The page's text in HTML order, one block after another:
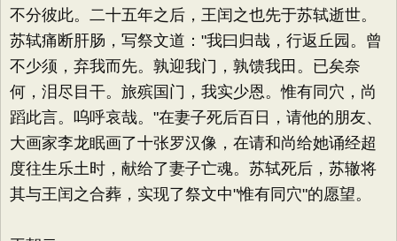
不分彼此。二十五年之后，王闰之也先于苏轼逝世。
苏轼痛断肝肠，写祭文道："我曰归哉，行返丘园。曾
不少须，弃我而先。孰迎我门，孰馈我田。已矣奈
何，泪尽目干。旅殡国门，我实少恩。惟有同穴，尚
蹈此言。呜呼哀哉。"在妻子死后百日，请他的朋友、
大画家李龙眠画了十张罗汉像，在请和尚给她诵经超
度往生乐土时，献给了妻子亡魂。苏轼死后，苏辙将
其与王闰之合葬，实现了祭文中"惟有同穴"的愿望。